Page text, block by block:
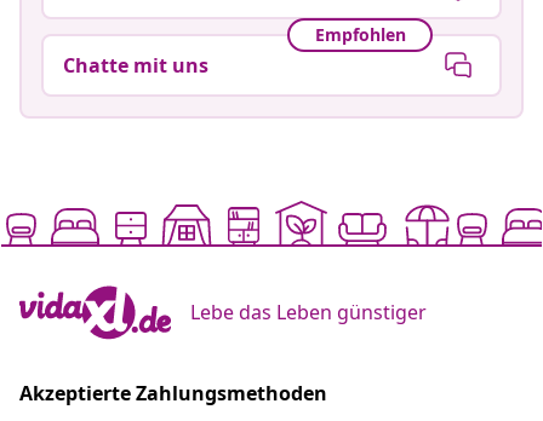
Beitrag
veröffentlicht
von
Gon de klerk
veröffentlicht
von
Zum Hilfecenter
Empfohlen